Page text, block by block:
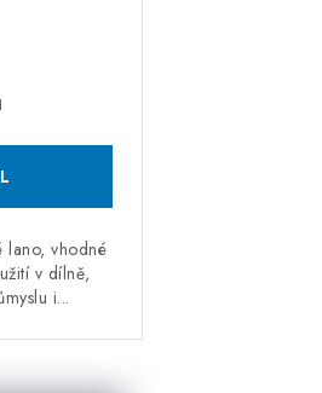
lano, vhodné
v dílně,
i...